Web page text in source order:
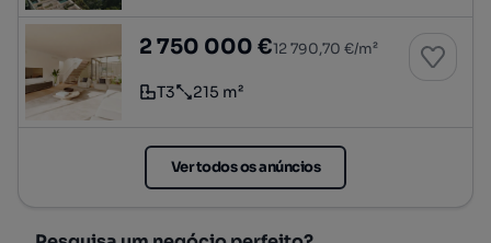
Vila T3 com piscina privada em novo
2 750 000 €12 790,70 €/m²
Tipologia
T3
Preço por metro quadrado
215 m²
Ver todos os anúncios